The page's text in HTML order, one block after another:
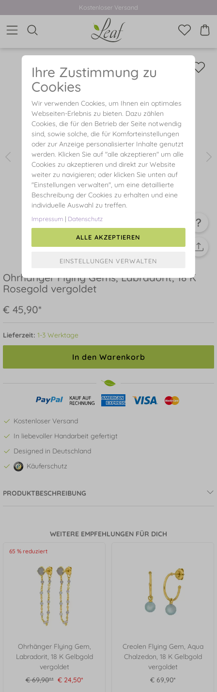
Kostenloser Versand
Ohrhänger Flying Gems, Labradorit, 18 K
Rosegold vergoldet
€ 45,90*
Lieferzeit: 1-3 Werktage
In den Warenkorb
Kostenloser Versand
In liebevoller Handarbeit gefertigt
Designed in Deutschland
Käuferschutz
PRODUKTBESCHREIBUNG
WEITERE EMPFEHLUNGEN FÜR DICH
Ohrhänger Flying Gem,
Labradorit, 18 K Gelbgold
vergoldet
€ 69,90**€ 24,50*
65 % reduziert
Creolen Flying Gem, Aqua
Chalzedon, 18 K Gelbgold
vergoldet
€ 69,90*
Ihre Zustimmung zu
Cookies
Wir verwenden Cookies, um Ihnen ein optimales
Webseiten-Erlebnis zu bieten. Dazu zählen
Cookies, die für den Betrieb der Seite notwendig
sind, sowie solche, die für Komforteinstellungen
oder zur Anzeige personalisierter Inhalte genutzt
werden. Klicken Sie auf "alle akzeptieren" um alle
Cookies zu akzeptieren und direkt zur Website
weiter zu navigieren; oder klicken Sie unten auf
"Einstellungen verwalten", um eine detaillierte
Beschreibung der Cookies zu erhalten und eine
individuelle Auswahl zu treffen.
Impressum | Datenschutz
ALLE AKZEPTIEREN